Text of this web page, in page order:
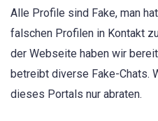
Alle Profile sind Fake, man
falschen Profilen in Kontakt
der Webseite haben wir
betreibt diverse Fake-Chats.
dieses Portals nur abraten.